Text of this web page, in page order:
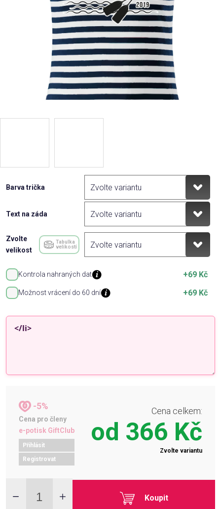
Barva trička
Text na záda
Zvolte
velikost
Tabulka
velikostí
Kontrola nahraných dat +69 Kč
Možnost vrácení do 60 dní +69 Kč
-5%
Cena pro členy
e-potisk GiftClub
Přihlásit
Registrovat
Cena celkem:
od 366 Kč
Zvolte variantu
Koupit